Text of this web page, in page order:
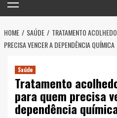
Menu
HOME SAÚDE
TRATAMENTO
PRECISA VENCER A DEPENDÊNCIA QUÍMICA
Saúde
Tratamento
para quem precisa
dependência